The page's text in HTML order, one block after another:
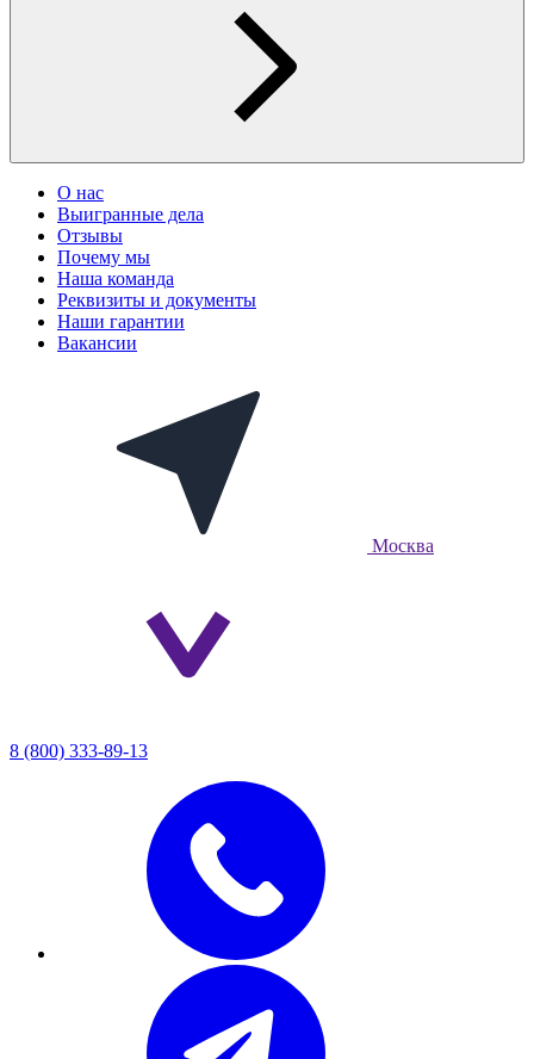
О нас
Выигранные дела
Отзывы
Почему мы
Наша команда
Реквизиты и документы
Наши гарантии
Вакансии
Москва
8 (800) 333-89-13